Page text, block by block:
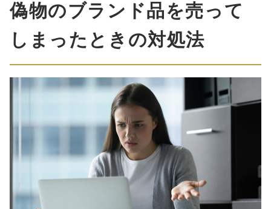
偽物のブランド品を売って
しまったときの対処法